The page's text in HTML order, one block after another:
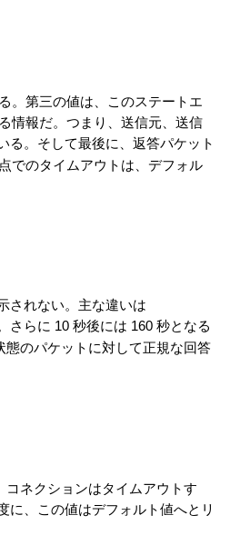
。第三の値は、このステートエ
情報だ。つまり、送信元、送信
る。そして最後に、返答パケット
でのタイムアウトは、デフォル
されない。主な違いは
さらに 10 秒後には 160 秒となる
態のパケットに対して正規な回答
ネクションはタイムアウトす
に、この値はデフォルト値へとリ